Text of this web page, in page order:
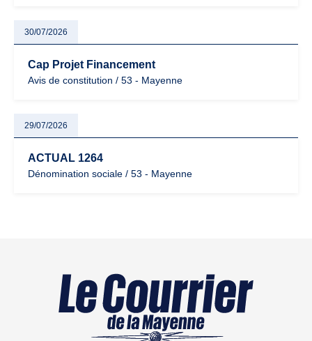
30/07/2026
Cap Projet Financement
Avis de constitution / 53 - Mayenne
29/07/2026
ACTUAL 1264
Dénomination sociale / 53 - Mayenne